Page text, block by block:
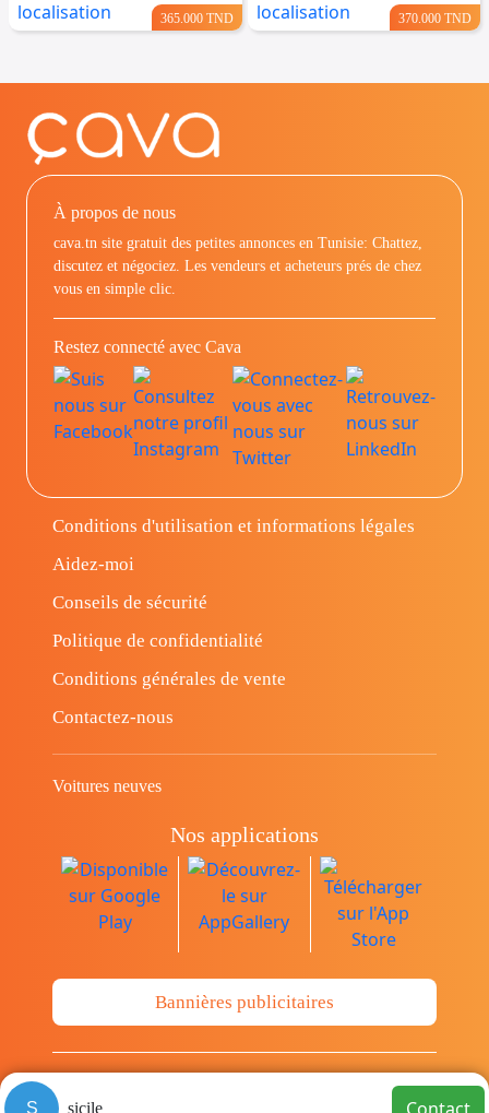
365.000 TND 370.000 TND
S sicile
À propos de nous
cava.tn site gratuit des petites annonces en Tunisie: Chattez,
discutez et négociez. Les vendeurs et acheteurs prés de chez
vous en simple clic.
Restez connecté avec Cava
Conditions d'utilisation et informations légales
Aidez-moi
Conseils de sécurité
Politique de confidentialité
Conditions générales de vente
Contactez-nous
Voitures neuves
Nos applications
Bannières publicitaires
© Copyright 2014-2026 Cava.tn Limited Tous